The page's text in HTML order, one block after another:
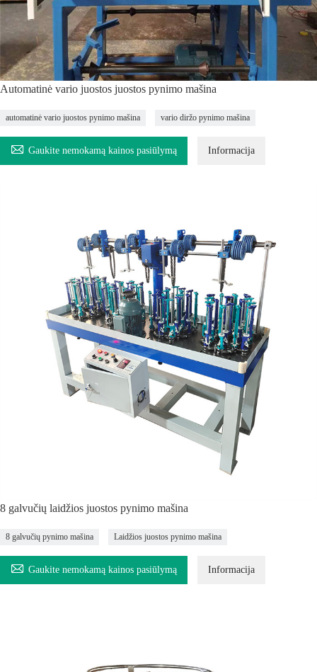
Automatinė vario juostos juostos pynimo mašina
automatinė vario juostos pynimo mašina vario diržo pynimo mašina
 Gaukite nemokamą kainos pasiūlymą Informacija
8 galvučių laidžios juostos pynimo mašina
8 galvučių pynimo mašina Laidžios juostos pynimo mašina
 Gaukite nemokamą kainos pasiūlymą Informacija